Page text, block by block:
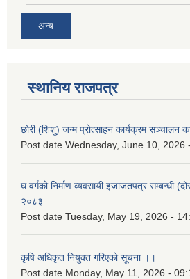
अन्य
स्थानिय राजपत्र
छोरी (शिशु) जन्म प्रोत्साहन कार्यक्रम सञ्चालन
Post date Wednesday, June 10, 2026
घ वर्गको निर्माण व्यवसायी इजाजतपत्र सम्बन्धी
२०८३
Post date Tuesday, May 19, 2026 -
कृषि अधिकृत नियुक्त गरिएको सूचना ।।
Post date Monday, May 11, 2026 -